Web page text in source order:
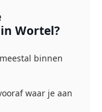
Wortel?
binnen
waar je aan